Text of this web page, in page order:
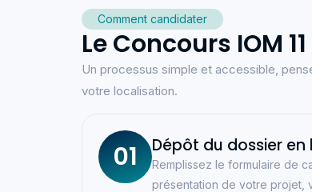
Comment candidater
Le Concours IOM
Un processus simple et accessible,
votre localisation.
01 Dépôt du dossier en
Remplissez le formulaire de
présentation de votre projet,